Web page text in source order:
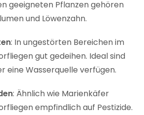
geeigneten Pflanzen gehören
und Löwenzahn.
: In ungestörten Bereichen im
gut gedeihen. Ideal sind
eine Wasserquelle verfügen.
: Ähnlich wie Marienkäfer
empfindlich auf Pestizide.